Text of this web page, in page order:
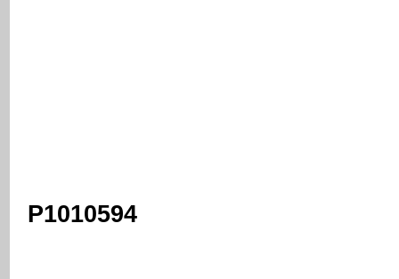
P1010594